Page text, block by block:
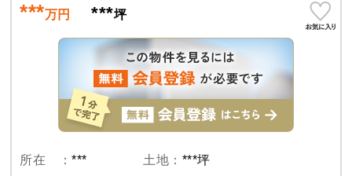
***万円 ***坪
所在 ：***
土地： ***坪